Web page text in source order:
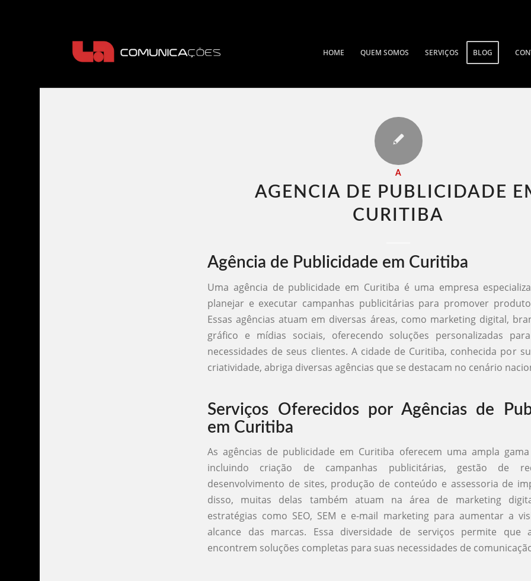
HOME QUEM SOMOS SERVIÇOS BLOG
A
AGENCIA DE PUBLICIDADE
CURITIBA​
Agência de Publicidade em Curitiba
Uma agência de publicidade em Curitiba é uma empresa
planejar e executar campanhas publicitárias para promover
Essas agências atuam em diversas áreas, como marketing digital,
gráfico e mídias sociais, oferecendo soluções personalizadas
necessidades de seus clientes. A cidade de Curitiba, conhecida por
criatividade, abriga diversas agências que se destacam no cenário
Serviços Oferecidos por Agências de
em Curitiba
As agências de publicidade em Curitiba oferecem uma ampla
incluindo criação de campanhas publicitárias, gestão de
desenvolvimento de sites, produção de conteúdo e assessoria de
disso, muitas delas também atuam na área de marketing
estratégias como SEO, SEM e e-mail marketing para aumentar a
alcance das marcas. Essa diversidade de serviços permite que
encontrem soluções completas para suas necessidades de